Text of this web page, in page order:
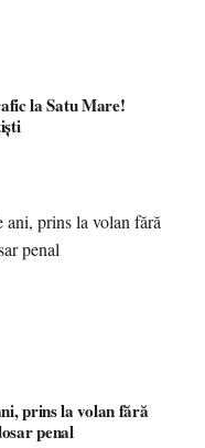
la Satu Mare!
prins la volan fără
penal